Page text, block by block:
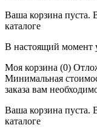
Ваша корзина пуста.
каталоге
В настоящий момент
Моя корзина (0)
Минимальная
заказа вам
Ваша корзина пуста.
каталоге